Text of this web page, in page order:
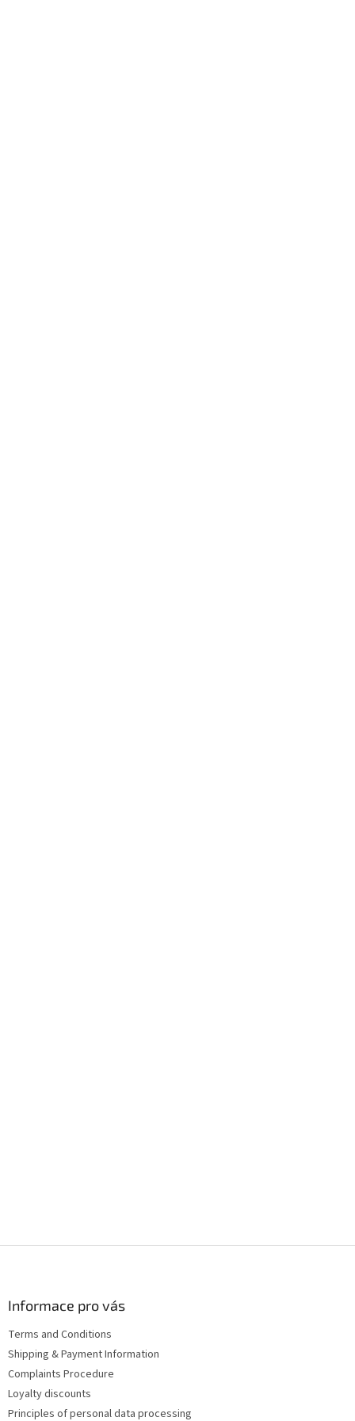
Informace pro vás
Terms and Conditions
Shipping & Payment Information
Complaints Procedure
Loyalty discounts
Principles of personal data processing